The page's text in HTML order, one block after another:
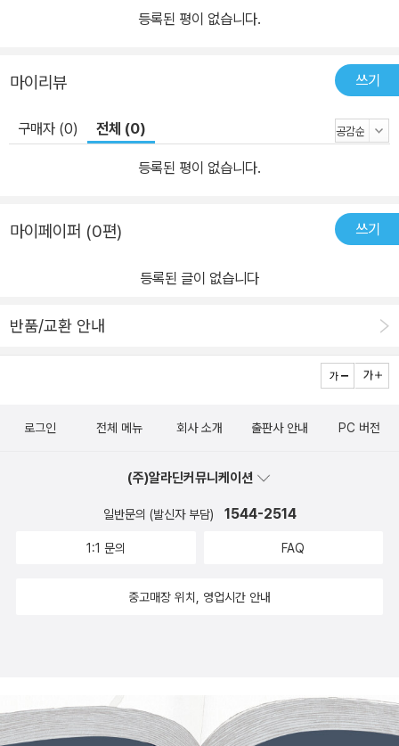
등록된 평이 없습니다.
마이리뷰 쓰기
구매자 (0) 전체 (0)
등록된 평이 없습니다.
마이페이퍼 (0편) 쓰기
등록된 글이 없습니다
반품/교환 안내
로그인 전체 메뉴 회사 소개 출판사 안내 PC 버전
(주)알라딘커뮤니케이션
일반문의 (발신자 부담) 1544-2514
1:1 문의 FAQ
중고매장 위치, 영업시간 안내